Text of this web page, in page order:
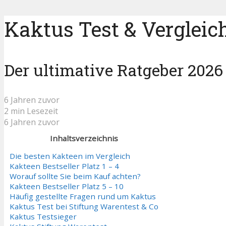
Kaktus Test &
Der ultimative Ratgeber 2026
6 Jahren zuvor
2 min Lesezeit
6 Jahren zuvor
Inhaltsverzeichnis
Die besten Kakteen im Vergleich
Kakteen Bestseller Platz 1 – 4
Worauf sollte Sie beim Kauf achten?
Kakteen Bestseller Platz 5 – 10
Häufig gestellte Fragen rund um Kaktus
Kaktus Test bei Stiftung Warentest & Co
Kaktus Testsieger